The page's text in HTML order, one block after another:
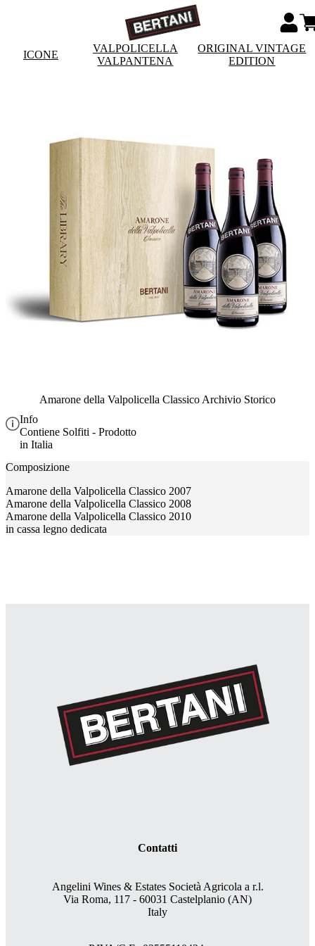
ICONE
VALPOLICELLA
VALPANTENA
ORIGINAL VINTAGE
EDITION
Amarone della Valpolicella Classico Archivio Storico
Info
Contiene Solfiti - Prodotto
in Italia
Composizione
Amarone della Valpolicella Classico 2007
Amarone della Valpolicella Classico 2008
Amarone della Valpolicella Classico 2010
in cassa legno dedicata
Contatti
Angelini Wines & Estates Società Agricola a r.l.
Via Roma, 117 - 60031 Castelplanio (AN)
Italy